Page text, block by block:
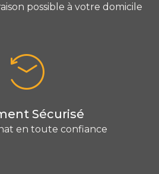
possible à votre domicile
Sécurisé
en toute confiance